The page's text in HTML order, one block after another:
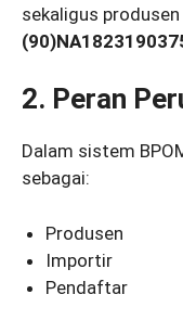
sekaligus
2. Peran
Dalam sistem
sebagai:
Produsen
Importir
Pendaftar